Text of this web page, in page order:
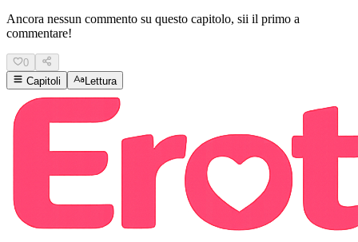
Ancora nessun commento su questo capitolo, sii il primo a
commentare!
0
Capitoli
Lettura